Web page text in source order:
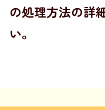
の処理方法の詳
い。